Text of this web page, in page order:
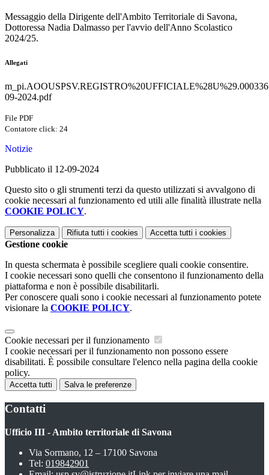
Messaggio della Dirigente dell'Ambito Territoriale di Savona,
Dottoressa Nadia Dalmasso per l'avvio dell'Anno Scolastico
2024/25.
Allegati
09-2024.pdf
File PDF
Contatore click: 24
Notizie
Pubblicato il 12-09-2024
Questo sito o gli strumenti terzi da questo utilizzati si avvalgono di
cookie necessari al funzionamento ed utili alle finalità illustrate nella
COOKIE POLICY.
Personalizza Rifiuta tutti i cookies Accetta tutti i cookies
Gestione cookie
In questa schermata è possibile scegliere quali cookie consentire.
I cookie necessari sono quelli che consentono il funzionamento della
piattaforma e non è possibile disabilitarli.
Per conoscere quali sono i cookie necessari al funzionamento potete
visionare la COOKIE POLICY.
Cookie necessari per il funzionamento
I cookie necessari per il funzionamento non possono essere
disabilitati. È possibile consultare l'elenco nella pagina della cookie
policy.
Accetta tutti Salva le preferenze
Contatti
Ufficio III - Ambito territoriale di Savona
Via Sormano, 12 – 17100 Savona
Tel: 019842901